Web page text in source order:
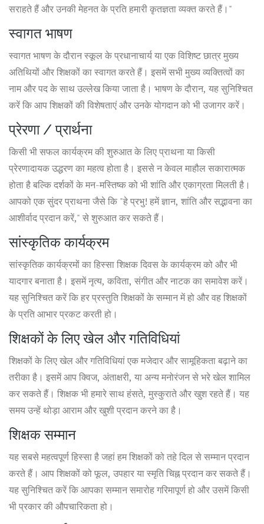
सराहते हैं और उनकी मेहनत के प्रति हमारी कृतज्ञता व्यक्त करते हैं।"
स्वागत भाषण
स्वागत भाषण के दौरान स्कूल के प्रधानाचार्य या एक विशिष्ट छात्र मुख्य
अतिथियों और शिक्षकों का स्वागत करते हैं। इसमें सभी मुख्य व्यक्तित्वों का
नाम और पद के साथ उल्लेख किया जाता है। भाषण के दौरान, यह सुनिश्चित
करें कि आप शिक्षकों की विशेषताएं और उनके योगदान को भी उजागर करें।
प्रेरणा / प्रार्थना
किसी भी सफल कार्यक्रम की शुरुआत के लिए प्राथना या किसी
प्रेरणादायक उद्धरण का महत्व होता है। इससे न केवल माहौल सकारात्मक
होता है बल्कि दर्शकों के मन-मस्तिष्क को भी शांति और एकाग्रता मिलती है।
आपको एक सुंदर प्राथना जैसे कि "हे प्रभु! हमें ज्ञान, शांति और सद्भावना का
आशीर्वाद प्रदान करें," से शुरुआत कर सकते हैं।
सांस्कृतिक कार्यक्रम
सांस्कृतिक कार्यक्रमों का हिस्सा शिक्षक दिवस के कार्यक्रम को और भी
यादगार बनाता है। इसमें नृत्य, कविता, संगीत और नाटक का समावेश करें।
यह सुनिश्चित करें कि हर प्रस्तुति शिक्षकों के सम्मान में हो और वह शिक्षकों
के प्रति आभार प्रकट करती हो।
शिक्षकों के लिए खेल और गतिविधियां
शिक्षकों के लिए खेल और गतिविधियां एक मजेदार और सामूहिकता बढ़ाने का
तरीका है। इसमें आप क्विज, अंताक्षरी, या अन्य मनोरंजन से भरे खेल शामिल
कर सकते हैं। शिक्षक भी हमारे साथ हंसते, मुस्कुराते और खुश रहते हैं। यह
समय उन्हें थोड़ा आराम और खुशी प्रदान करने का है।
शिक्षक सम्मान
यह सबसे महत्वपूर्ण हिस्सा है जहां हम शिक्षकों को तहे दिल से सम्मान प्रदान
करते हैं। आप शिक्षकों को फूल, उपहार या स्मृति चिह्न प्रदान कर सकते हैं।
यह सुनिश्चित करें कि आपका सम्मान समारोह गरिमापूर्ण हो और उसमें किसी
भी प्रकार की औपचारिकता हो।